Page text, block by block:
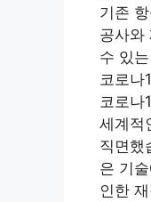
기존
공사와
수 있
코로나
코로나
세계적
직면했
은 기
인한